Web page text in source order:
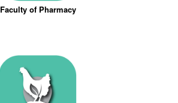
Faculty of Pharmacy